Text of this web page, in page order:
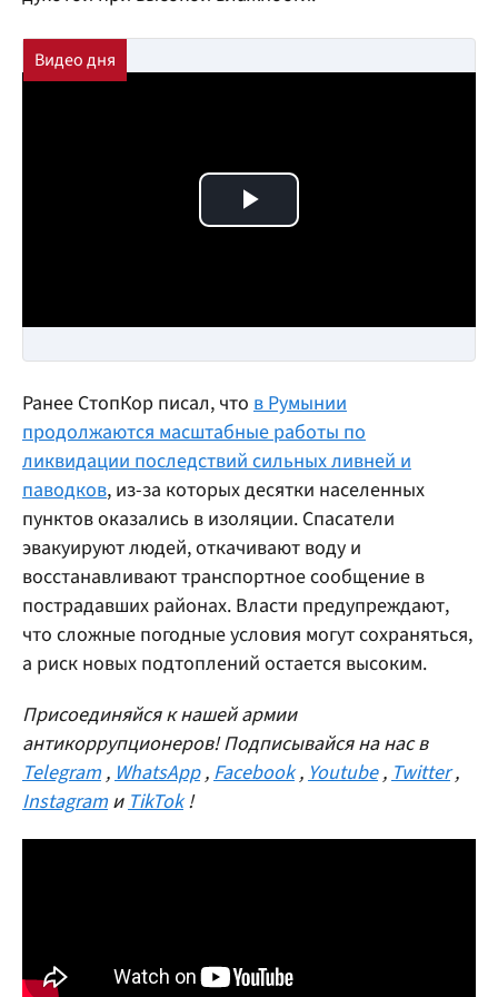
Play Video
Ранее СтопКор писал, что в Румынии
продолжаются масштабные работы по
ликвидации последствий сильных ливней и
паводков, из-за которых десятки населенных
пунктов оказались в изоляции. Спасатели
эвакуируют людей, откачивают воду и
восстанавливают транспортное сообщение в
пострадавших районах. Власти предупреждают,
что сложные погодные условия могут сохраняться,
а риск новых подтоплений остается высоким.
Присоединяйся к нашей армии
антикоррупционеров! Подписывайся на нас в
Telegram ,WhatsApp ,Facebook ,Youtube ,Twitter ,
Instagram иTikTok !